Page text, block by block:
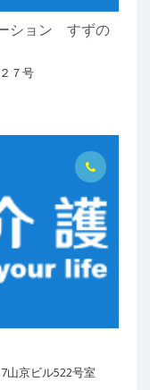
ション すずの
７号
京ビル522号室